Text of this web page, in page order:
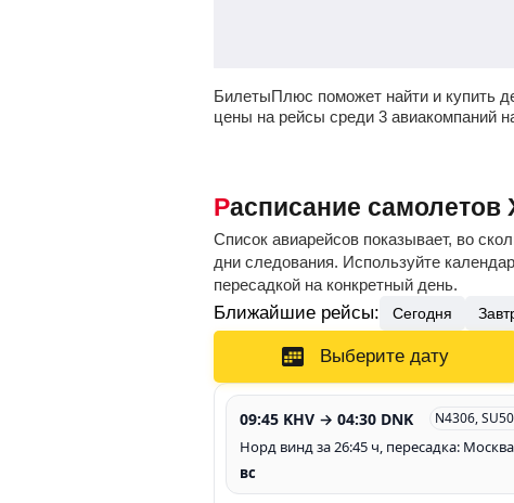
БилетыПлюс поможет найти и купить
цены на рейсы среди 3 авиакомпаний
Расписание
Список авиарейсов показывает, во
дни следования. Используйте
пересадкой на конкретный день.
Ближайшие рейсы: Сегодня
Выберите дату
09:45 KHV → 04:30 DNK N4306,
Норд винд за 26:45 ч, пересадка: Москва
вс